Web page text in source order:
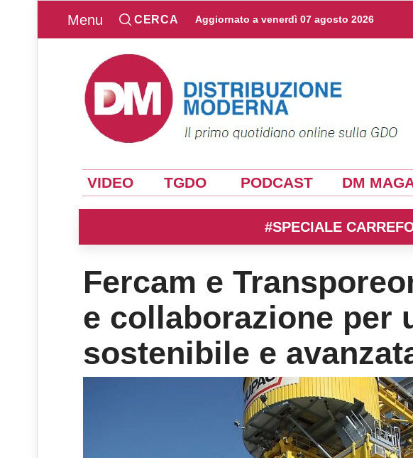
Menu CERCA Aggiornato a venerdì 07 agosto 2026
VIDEO TGDO PODCAST DM
#SPECIALE
Fercam e
e collaborazione per
sostenibile e